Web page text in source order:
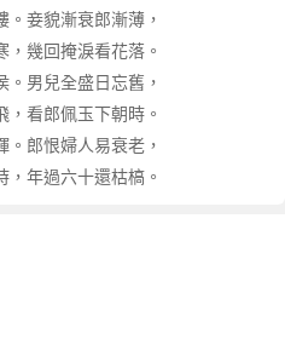
妾貌漸衰郎漸薄，
，幾回掩淚看花落。
男兒全盛日忘舊，
看郎佩玉下朝時。
郎恨婦人易衰老，
年過六十還枯槁。